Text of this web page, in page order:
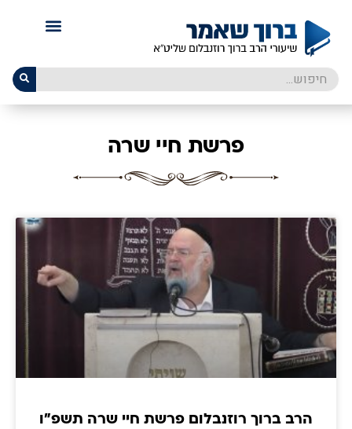
פרשת חיי שרה
הרב ברוך רוזנבלום פרשת חיי שרה תשפ״ו